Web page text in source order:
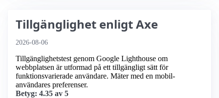
Tillgänglighet enligt Axe
2026-08-06
Tillgänglighetstest genom Google Lighthouse om
webbplatsen är utformad på ett tillgängligt sätt för
funktionsvarierade användare. Mäter med en mobil­
användares preferenser.
Betyg: 4.35 av 5